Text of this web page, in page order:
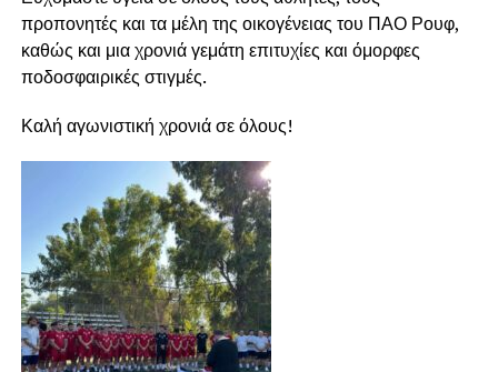
προπονητές και τα μέλη της οικογένειας του ΠΑΟ Ρουφ,
καθώς και μια χρονιά γεμάτη επιτυχίες και όμορφες
ποδοσφαιρικές στιγμές.
Καλή αγωνιστική χρονιά σε όλους!